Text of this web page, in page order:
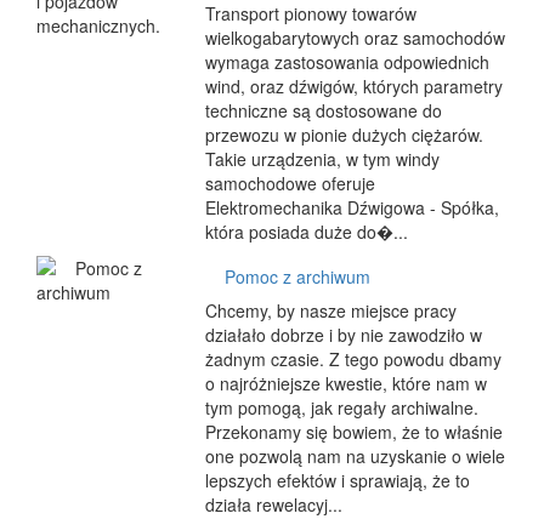
Transport pionowy towarów
wielkogabarytowych oraz samochodów
wymaga zastosowania odpowiednich
wind, oraz dźwigów, których parametry
techniczne są dostosowane do
przewozu w pionie dużych ciężarów.
Takie urządzenia, w tym windy
samochodowe oferuje
Elektromechanika Dźwigowa - Spółka,
która posiada duże do�...
Pomoc z archiwum
Chcemy, by nasze miejsce pracy
działało dobrze i by nie zawodziło w
żadnym czasie. Z tego powodu dbamy
o najróżniejsze kwestie, które nam w
tym pomogą, jak regały archiwalne.
Przekonamy się bowiem, że to właśnie
one pozwolą nam na uzyskanie o wiele
lepszych efektów i sprawiają, że to
działa rewelacyj...